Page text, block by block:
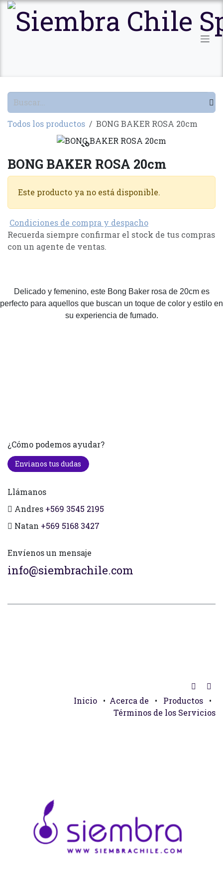
Ir al contenido
Todos los productos BONG BAKER ROSA 20cm
Agotado
BONG BAKER ROSA 20cm
Este producto ya no está disponible.
Condiciones de compra y despacho
Recuerda siempre confirmar el stock de tus compras
con un agente de ventas.
Delicado y femenino, este Bong Baker rosa de 20cm es
perfecto para aquellos que buscan un toque de color y estilo en
su experiencia de fumado.
¿Cómo podemos ayudar?
Envianos tus dudas
Llámanos
Andres +569 3545 2195
Natan +569 5168 3427
Envíenos un mensaje
info@siembrachile.com
Inicio • Acerca de • Productos
•
Términos de los Servicios